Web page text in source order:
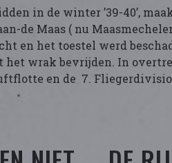
in de winter ’39-40’,
de Maas ( nu
en het toestel werd
het wrak bevrijden. In
en de 7.